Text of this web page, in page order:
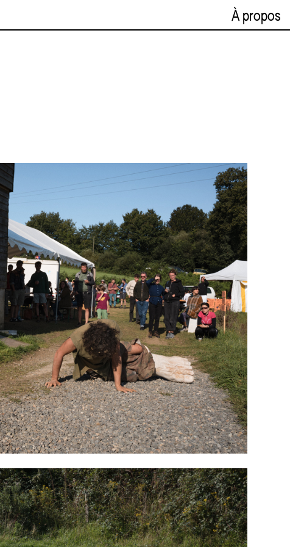
À propos